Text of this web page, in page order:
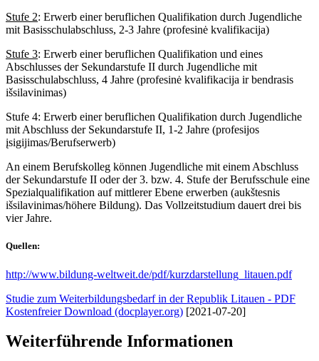
Stufe 2: Erwerb einer beruflichen Qualifikation durch Jugendliche
mit Basisschulabschluss, 2-3 Jahre (profesinė kvalifikacija)
Stufe 3: Erwerb einer beruflichen Qualifikation und eines
Abschlusses der Sekundarstufe II durch Jugendliche mit
Basisschulabschluss, 4 Jahre (profesinė kvalifikacija ir bendrasis
išsilavinimas)
Stufe 4: Erwerb einer beruflichen Qualifikation durch Jugendliche
mit Abschluss der Sekundarstufe II, 1-2 Jahre (profesijos
įsigijimas/Berufserwerb)
An einem Berufskolleg können Jugendliche mit einem Abschluss
der Sekundarstufe II oder der 3. bzw. 4. Stufe der Berufsschule eine
Spezialqualifikation auf mittlerer Ebene erwerben (aukštesnis
išsilavinimas/höhere Bildung). Das Vollzeitstudium dauert drei bis
vier Jahre.
Quellen:
http://www.bildung-weltweit.de/pdf/kurzdarstellung_litauen.pdf
Studie zum Weiterbildungsbedarf in der Republik Litauen - PDF
Kostenfreier Download (docplayer.org) [2021-07-20]
Weiterführende Informationen